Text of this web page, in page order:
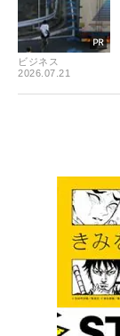
ビジネス
2026.07.21